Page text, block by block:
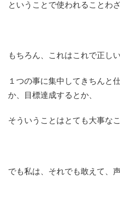
ということで使われることわ
もちろん、これはこれで正し
１つの事に集中してきちんと
か、目標達成するとか、
そういうことはとても大事な
でも私は、それでも敢えて、